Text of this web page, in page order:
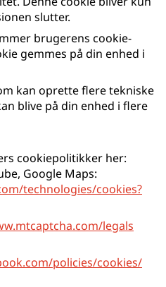
slutter.
brugerens cookie-
gemmes på din enhed i
kan oprette flere tekniske
blive på din enhed i flere
cookiepolitikker her:
Google Maps:
technologies/cookies?
legals
policies/cookies/